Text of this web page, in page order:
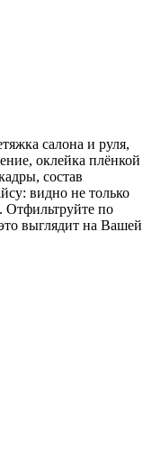
салона и руля,
оклейка плёнкой
состав
видно не только
Отфильтруйте по
выглядит на Вашей